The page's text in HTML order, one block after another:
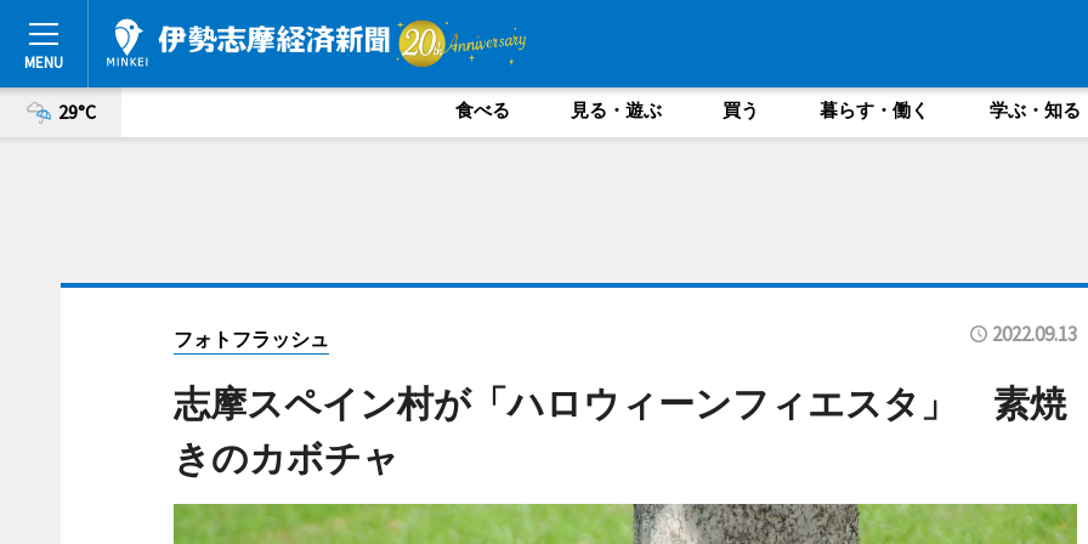
29°C 食べる 見る・遊ぶ 買う 暮らす・働く 学ぶ・知る
フォトフラッシュ 2022.09.13
志摩スペイン村が「ハロウィーンフィエスタ」 素焼
きのカボチャ